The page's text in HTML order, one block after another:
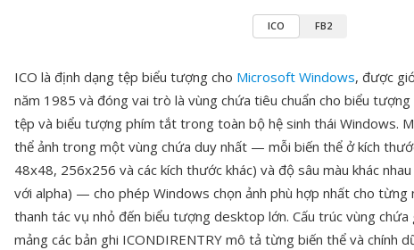
ICO FB2
ICO là định dạng tệp biểu tượng cho Microsoft Windows, được
năm 1985 và đóng vai trò là vùng chứa tiêu chuẩn cho biểu
tệp và biểu tượng phím tắt trong toàn bộ hệ sinh thái Windows.
thể ảnh trong một vùng chứa duy nhất — mỗi biến thể ở kích
48x48, 256x256 và các kích thước khác) và độ sâu màu khác
với alpha) — cho phép Windows chọn ảnh phù hợp nhất cho từng
thanh tác vụ nhỏ đến biểu tượng desktop lớn. Cấu trúc vùng
mảng các bản ghi ICONDIRENTRY mô tả từng biến thể và chính